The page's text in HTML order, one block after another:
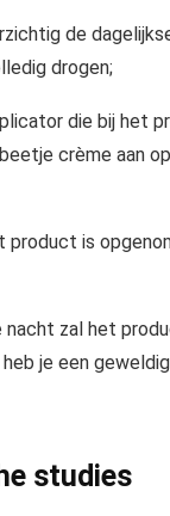
de
drogen;
die bij het
crème aan
is
nacht zal het
je een
studies